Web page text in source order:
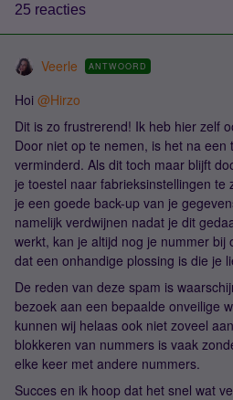
25 reacties
Veerle ANTWOORD
Hoi @Hirzo
Dit is zo frustrerend! Ik heb hier zelf
Door niet op te nemen, is het na een
verminderd. Als dit toch maar blijft
je toestel naar fabrieksinstellingen
je een goede back-up van je
namelijk verdwijnen nadat je dit
werkt, kan je altijd nog je nummer
dat een onhandige plossing is die je
De reden van deze spam is
bezoek aan een bepaalde onveilige
kunnen wij helaas ook niet zoveel
blokkeren van nummers is vaak
elke keer met andere nummers.
Succes en ik hoop dat het snel wat